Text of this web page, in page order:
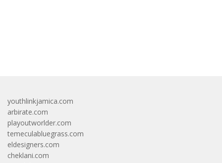
youthlinkjamica.com
arbirate.com
playoutworlder.com
temeculabluegrass.com
eldesigners.com
cheklani.com